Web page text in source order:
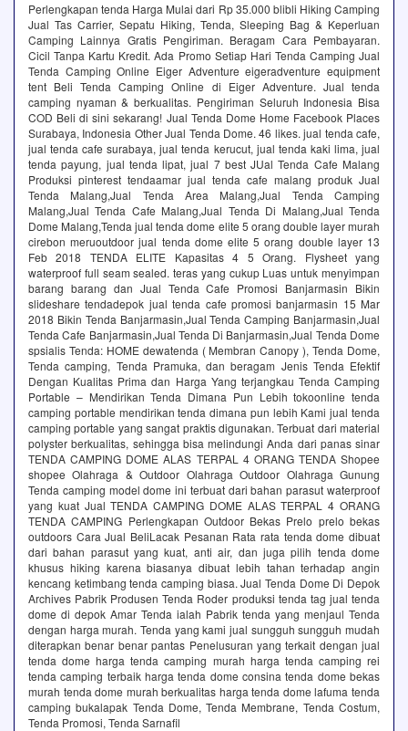
Perlengkapan tenda Harga Mulai dari Rp 35.000 blibli‎ Hiking Camping‎
Jual Tas Carrier, Sepatu Hiking, Tenda, Sleeping Bag & Keperluan
Camping Lainnya Gratis Pengiriman. Beragam Cara Pembayaran.
Cicil Tanpa Kartu Kredit. Ada Promo Setiap Hari Tenda Camping Jual
Tenda Camping Online Eiger Adventure eigeradventure equipment
tent Beli Tenda Camping Online di Eiger Adventure. Jual tenda
camping nyaman & berkualitas. Pengiriman Seluruh Indonesia Bisa
COD Beli di sini sekarang! Jual Tenda Dome Home Facebook Places
Surabaya, Indonesia Other Jual Tenda Dome. 46 likes. jual tenda cafe,
jual tenda cafe surabaya, jual tenda kerucut, jual tenda kaki lima, jual
tenda payung, jual tenda lipat, jual 7 best JUal Tenda Cafe Malang
Produksi pinterest tendaamar jual tenda cafe malang produk Jual
Tenda Malang,Jual Tenda Area Malang,Jual Tenda Camping
Malang,Jual Tenda Cafe Malang,Jual Tenda Di Malang,Jual Tenda
Dome Malang,Tenda jual tenda dome elite 5 orang double layer murah
cirebon meruoutdoor jual tenda dome elite 5 orang double layer 13
Feb 2018 TENDA ELITE Kapasitas 4 5 Orang. Flysheet yang
waterproof full seam sealed. teras yang cukup Luas untuk menyimpan
barang barang dan Jual Tenda Cafe Promosi Banjarmasin Bikin
slideshare tendadepok jual tenda cafe promosi banjarmasin 15 Mar
2018 Bikin Tenda Banjarmasin,Jual Tenda Camping Banjarmasin,Jual
Tenda Cafe Banjarmasin,Jual Tenda Di Banjarmasin,Jual Tenda Dome
spsialis Tenda: HOME dewatenda ( Membran Canopy ), Tenda Dome,
Tenda camping, Tenda Pramuka, dan beragam Jenis Tenda Efektif
Dengan Kualitas Prima dan Harga Yang terjangkau Tenda Camping
Portable – Mendirikan Tenda Dimana Pun Lebih tokoonline tenda
camping portable mendirikan tenda dimana pun lebih Kami jual tenda
camping portable yang sangat praktis digunakan. Terbuat dari material
polyster berkualitas, sehingga bisa melindungi Anda dari panas sinar
TENDA CAMPING DOME ALAS TERPAL 4 ORANG TENDA Shopee
shopee Olahraga & Outdoor Olahraga Outdoor Olahraga Gunung
Tenda camping model dome ini terbuat dari bahan parasut waterproof
yang kuat Jual TENDA CAMPING DOME ALAS TERPAL 4 ORANG
TENDA CAMPING Perlengkapan Outdoor Bekas Prelo prelo bekas
outdoors Cara Jual BeliLacak Pesanan Rata rata tenda dome dibuat
dari bahan parasut yang kuat, anti air, dan juga pilih tenda dome
khusus hiking karena biasanya dibuat lebih tahan terhadap angin
kencang ketimbang tenda camping biasa. Jual Tenda Dome Di Depok
Archives Pabrik Produsen Tenda Roder produksi tenda tag jual tenda
dome di depok Amar Tenda ialah Pabrik tenda yang menjaul Tenda
dengan harga murah. Tenda yang kami jual sungguh sungguh mudah
diterapkan benar benar pantas Penelusuran yang terkait dengan jual
tenda dome harga tenda camping murah harga tenda camping rei
tenda camping terbaik harga tenda dome consina tenda dome bekas
murah tenda dome murah berkualitas harga tenda dome lafuma tenda
camping bukalapak Tenda Dome, Tenda Membrane, Tenda Costum,
Tenda Promosi, Tenda Sarnafil